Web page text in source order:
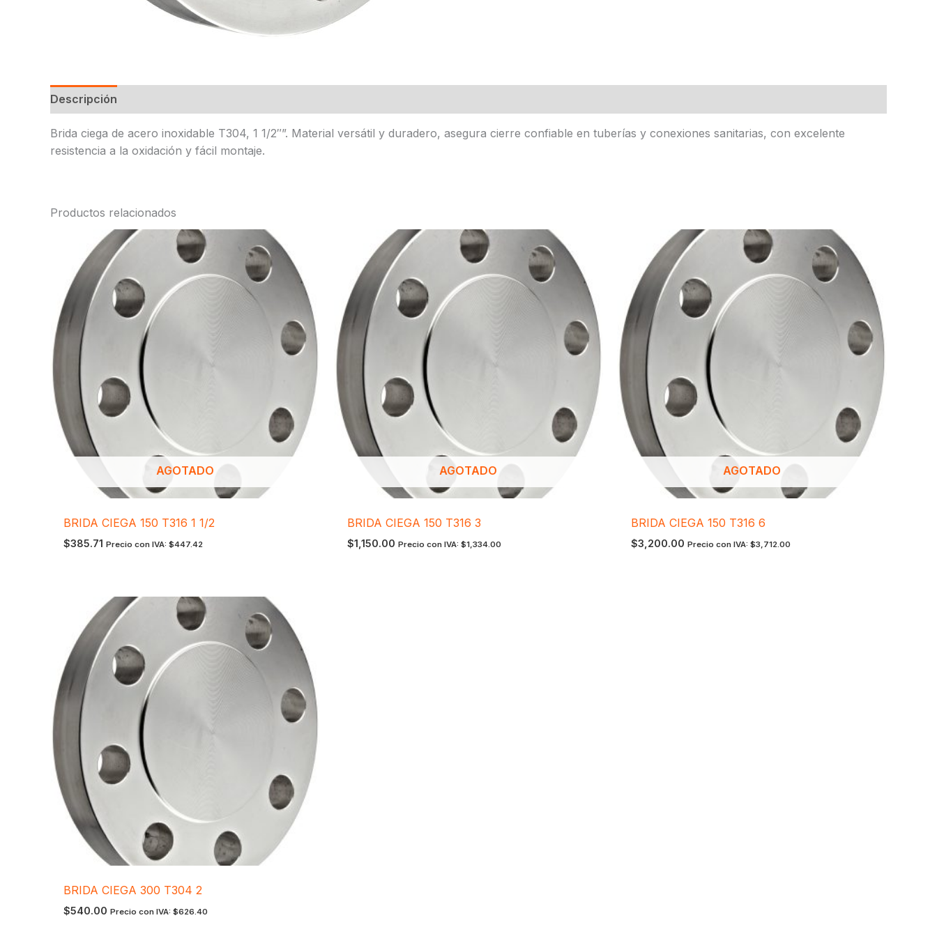
Descripción
Brida ciega de acero inoxidable T304, 1 1/2″”. Material versátil y duradero, asegura cierre confiable en tuberías y conexiones sanitarias, con excelente
resistencia a la oxidación y fácil montaje.
Productos relacionados
AGOTADO
BRIDA CIEGA 150 T316 1 1/2
$385.71 Precio con IVA:$447.42
AGOTADO
BRIDA CIEGA 150 T316 3
$1,150.00 Precio con IVA: $1,334.00
AGOTADO
BRIDA CIEGA 150 T316 6
$3,200.00 Precio con IVA: $3,712.00
BRIDA CIEGA 300 T304 2
$540.00 Precio con IVA:$626.40